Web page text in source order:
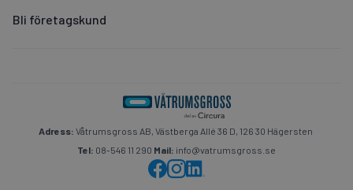
Bli företagskund
Adress: Våtrumsgross AB, Västberga Allé 36 D, 126 30 Hägersten
Tel: 08-546 11 290 Mail: info@vatrumsgross.se